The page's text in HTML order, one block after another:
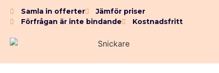
Samla in offerter
Jämför priser
Förfrågan är inte bindande
Kostnadsfritt